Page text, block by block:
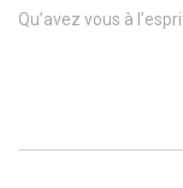
Qu’avez vous à